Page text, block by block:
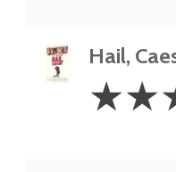
Hail,
3.5
Stars
☆☆